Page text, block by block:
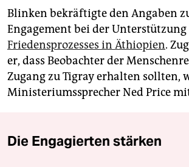
Blinken bekräftigte den Angaben
Engagement bei der Unterstützung
Friedensprozesses in Äthiopien.
er, dass Beobachter der
Zugang zu Tigray erhalten sollten,
Ministeriumssprecher Ned Price
Die Engagierten stärken